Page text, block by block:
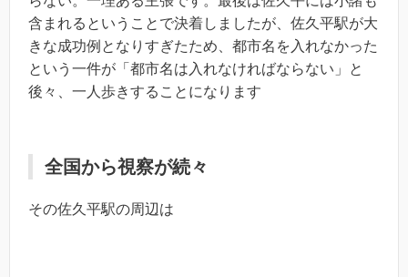
含まれるということで決着しましたが、佐久平駅が大
きな成功例となりすぎたため、都市名を入れなかった
という一件が「都市名は入れなければならない」と
後々、一人歩きすることになります
全国から視察が続々
その佐久平駅の周辺は